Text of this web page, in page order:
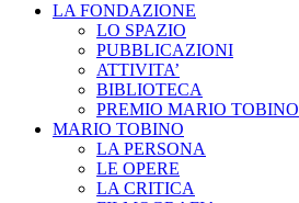
LA FONDAZIONE
LO SPAZIO
PUBBLICAZIONI
ATTIVITA’
BIBLIOTECA
PREMIO MARIO TOBINO
MARIO TOBINO
LA PERSONA
LE OPERE
LA CRITICA